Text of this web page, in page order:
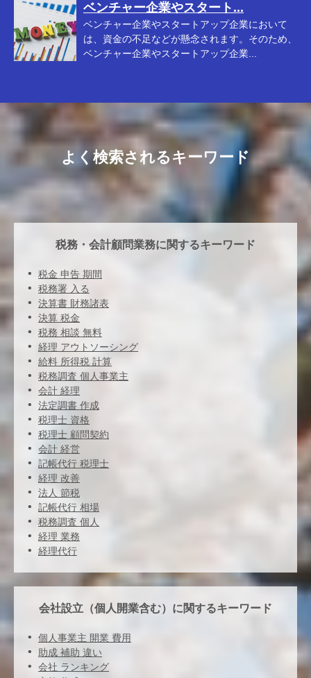
ベンチャー企業やスタート...
ベンチャー企業やスタートアップ企業において
は、資金の不足などが懸念されます。そのため、
ベンチャー企業やスタートアップ企業...
よく検索されるキーワード
税務・会計顧問業務に関するキーワード
税金 申告 期間
税務署 入る
決算書 財務諸表
決算 税金
税務 相談 無料
経理 アウトソーシング
給料 所得税 計算
税務調査 個人事業主
会計 経理
法定調書 作成
税理士 資格
税理士 顧問契約
会計 経営
記帳代行 税理士
経理 改善
法人 節税
記帳代行 相場
税務調査 個人
経理 業務
経理代行
会社設立（個人開業含む）に関するキーワード
個人事業主 開業 費用
助成 補助 違い
会社 ランキング